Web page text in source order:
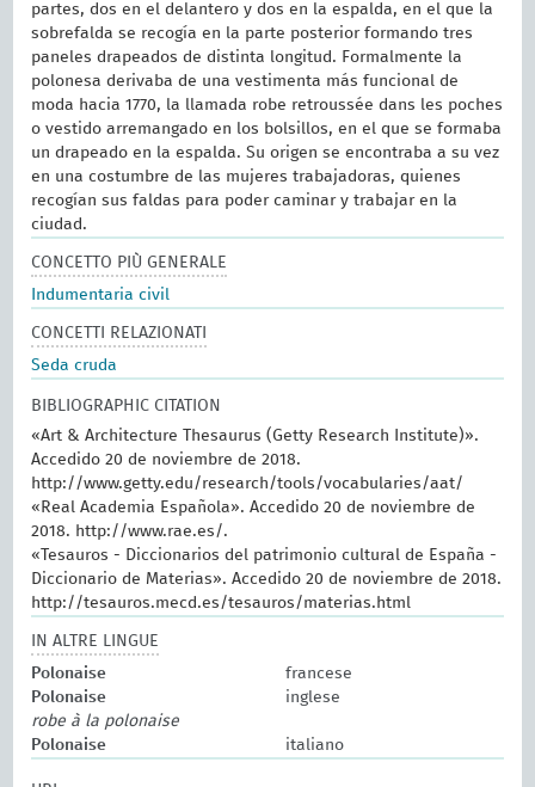
partes, dos en el delantero y dos en la espalda, en el que la
sobrefalda se recogía en la parte posterior formando tres
paneles drapeados de distinta longitud. Formalmente la
polonesa derivaba de una vestimenta más funcional de
moda hacia 1770, la llamada robe retroussée dans les poches
o vestido arremangado en los bolsillos, en el que se formaba
un drapeado en la espalda. Su origen se encontraba a su vez
en una costumbre de las mujeres trabajadoras, quienes
recogían sus faldas para poder caminar y trabajar en la
ciudad.
CONCETTO PIÙ GENERALE
Indumentaria civil
CONCETTI RELAZIONATI
Seda cruda
BIBLIOGRAPHIC CITATION
«Art & Architecture Thesaurus (Getty Research Institute)».
Accedido 20 de noviembre de 2018.
http://www.getty.edu/research/tools/vocabularies/aat/
«Real Academia Española». Accedido 20 de noviembre de
2018. http://www.rae.es/.
«Tesauros - Diccionarios del patrimonio cultural de España -
Diccionario de Materias». Accedido 20 de noviembre de 2018.
http://tesauros.mecd.es/tesauros/materias.html
IN ALTRE LINGUE
Polonaise
francese
Polonaise
inglese
robe à la polonaise
Polonaise
italiano